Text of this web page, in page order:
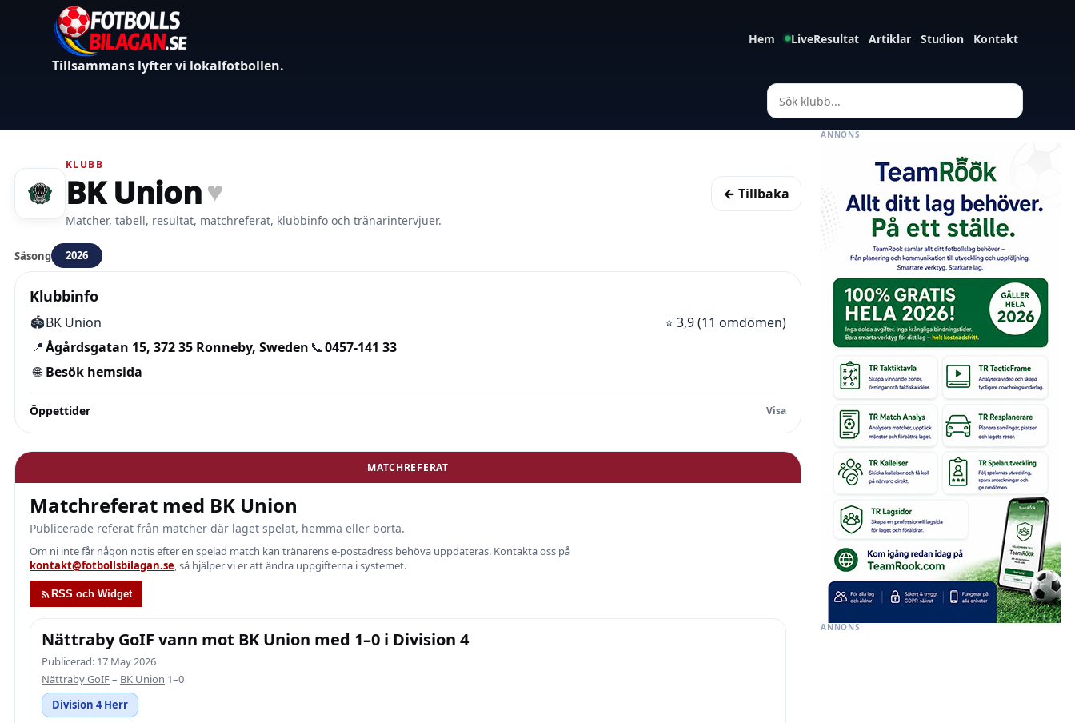
Tillsammans lyfter vi lokalfotbollen.
Hem LiveResultat Artiklar Studion Kontakt
ANNONS
ANNONS
KLUBB
BK Union♥
Matcher, tabell, resultat, matchreferat, klubbinfo och tränarintervjuer.
← Tillbaka
Säsong 2026
Klubbinfo
🏟️BK Union ⭐ 3,9 (11 omdömen)
📍Ågårdsgatan 15, 372 35 Ronneby, Sweden 📞0457-141 33
🌐 Besök hemsida
Öppettider
MATCHREFERAT
Matchreferat med BK Union
Publicerade referat från matcher där laget spelat, hemma eller borta.
Om ni inte får någon notis efter en spelad match kan tränarens e-postadress behöva uppdateras. Kontakta oss på
kontakt@fotbollsbilagan.se, så hjälper vi er att ändra uppgifterna i systemet.
RSS och Widget
Nättraby GoIF vann mot BK Union med 1–0 i Division 4
Publicerad: 17 May 2026
Nättraby GoIF– BK Union 1–0
Division 4 Herr